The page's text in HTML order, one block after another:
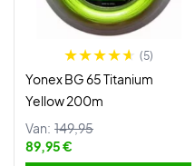
(5)
Yonex BG 65 Titanium
Yellow 200m
Van: 149,95
89,95 €